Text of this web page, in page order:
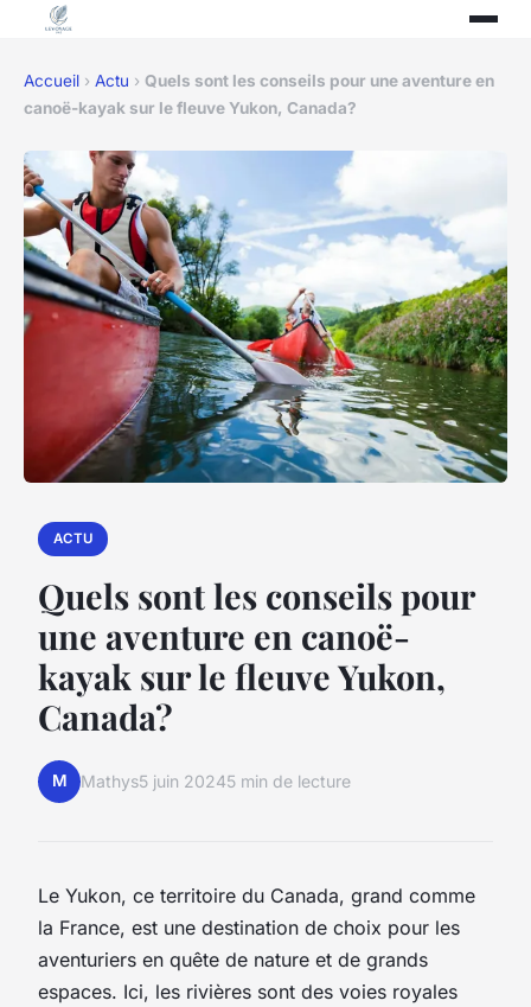
Accueil › Actu › Quels sont les conseils pour une aventure en
canoë-kayak sur le fleuve Yukon, Canada?
ACTU
Quels sont les conseils pour
une aventure en canoë-
kayak sur le fleuve Yukon,
Canada?
M Mathys5 juin 20245 min de lecture
Le Yukon, ce territoire du Canada, grand comme
la France, est une destination de choix pour les
aventuriers en quête de nature et de grands
espaces. Ici, les rivières sont des voies royales